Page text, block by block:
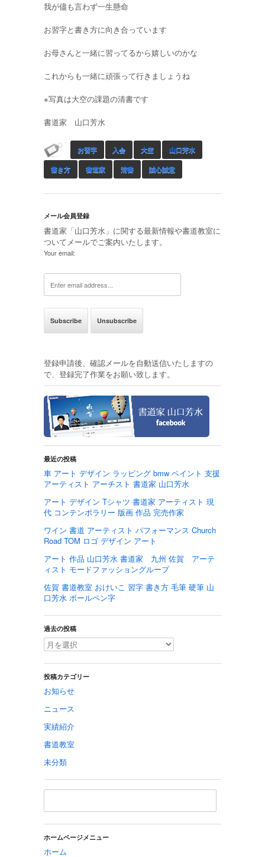
我が儘も言わず一生懸命
お習字と書き方に向き合っています
お母さんと一緒に習ってるから嬉しいのかな
これからも一緒に頑張って行きましょうね
※写真は大空の課題の清書です
書道家 山口芳水
お習字 入会 大空 山口芳水
書き方 書道家 清書 誠心誠意
メール会員登録
書道家「山口芳水」に関する最新情報や書道教室に
ついてメールでご案内いたします。
Your email:
登録申請後、確認メールを自動送信いたしますの
で、登録完了作業をお願い致します。
最近の投稿
車 アート デザイン ラッピング bmw ペイント 支援
アーティスト アーチスト 書道家 山口芳水
アート デザイン Tシャツ 書道家 アーティスト 現
代 コンテンポラリー 版画 作品 完売作家
ワイン 書道 アーティスト パフォーマンス Church
Road TOM ロゴ デザイン アート
アート 作品 山口芳水 書道家 九州 佐賀 アーテ
ィスト モードファッショングループ
佐賀 書道教室 おけいこ 習字 書き方 毛筆 硬筆 山
口芳水 ボールペン字
過去の投稿
投稿カテゴリー
お知らせ
ニュース
実績紹介
書道教室
未分類
ホームページメニュー
ホーム